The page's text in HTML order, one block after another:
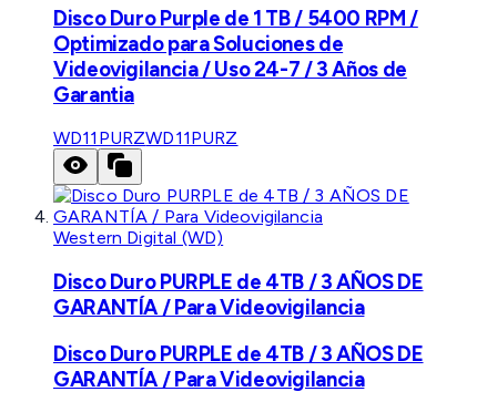
Disco Duro Purple de 1 TB / 5400 RPM /
Optimizado para Soluciones de
Videovigilancia / Uso 24-7 / 3 Años de
Garantia
WD11PURZWD11PURZ
Western Digital (WD)
Disco Duro PURPLE de 4TB / 3 AÑOS DE
GARANTÍA / Para Videovigilancia
Disco Duro PURPLE de 4TB / 3 AÑOS DE
GARANTÍA / Para Videovigilancia